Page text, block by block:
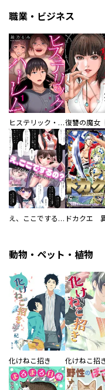
職業・ビジネス
ヒステリック・ハーレム～搾られる男と堕ちる女～【電子単行本版】
え、ここでするの？ アイドルのファンが知らない日常
動物・ペット・植物
化けねこ招き